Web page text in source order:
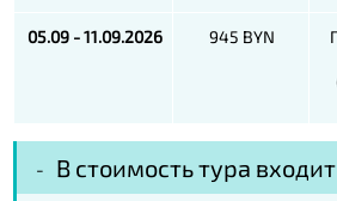
05.09 - 11.09.2026 945 BYN
В стоимость тура входит